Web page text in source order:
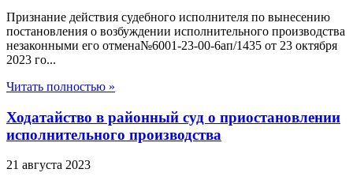
Признание действия судебного исполнителя по вынесению
постановления о возбуждении исполнительного производства
незаконными его отмена№6001-23-00-6ап/1435 от 23 октября
2023 го...
Читать полностью »
Ходатайство в районный суд о приостановлении
исполнительного производства
21 августа 2023